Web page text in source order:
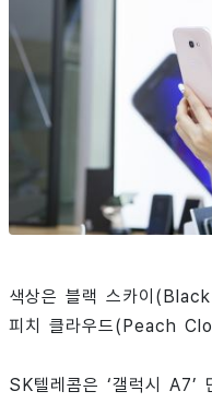
색상은 블랙 스카이
피치 클라우드(Peach
SK텔레콤은 ‘갤럭시